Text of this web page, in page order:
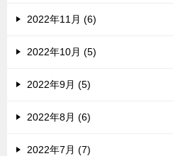
2022年11月 (6)
2022年10月 (5)
2022年9月 (5)
2022年8月 (6)
2022年7月 (7)